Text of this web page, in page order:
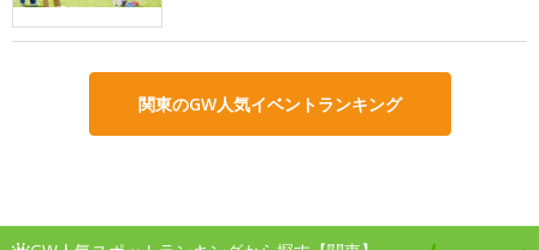
関東のGW人気イベントランキング